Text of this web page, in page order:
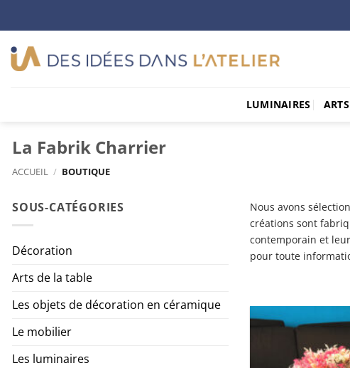
contenu
LUMINAIRES
La Fabrik Charrier
ACCUEIL / BOUTIQUE
SOUS-CATÉGORIES
Décoration
Arts de la table
Les objets de décoration en céramique
Le mobilier
Les luminaires
Nous avons
créations sont
contemporain et
pour toute